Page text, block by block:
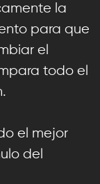
la
para que
el
todo el
el mejor
del